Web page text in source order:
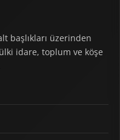
başlıkları üzerinden
idare, toplum ve köşe